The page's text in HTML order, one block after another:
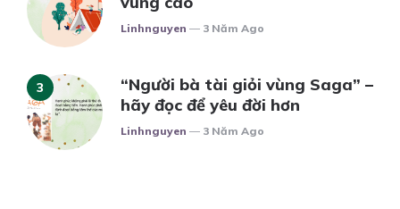
Posted
Linhnguyen 3 Năm Ago
“Người bà tài giỏi vùng Saga” –
hãy đọc để yêu đời hơn
Posted
Linhnguyen 3 Năm Ago